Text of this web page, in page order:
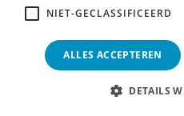
Afkortingenlijst
Disclaimer
NIET-GECLASSIFICEERD
ALLES ACCEPTEREN
DETAILS